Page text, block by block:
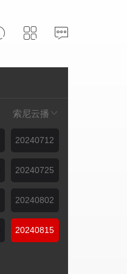
索尼云播
20240712
20240725
20240802
20240815